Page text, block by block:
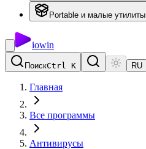
Portable и малые утилиты
iowin
ПоискCtrl K RU
Главная
Все программы
Антивирусы